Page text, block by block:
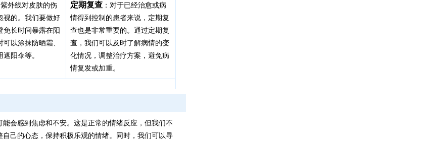
外线对皮肤的伤
视的。我们要做好
免长时间暴露在阳
以涂抹防晒霜、
阳伞等。
定期复查 ：对于已经治愈或病
情得到控制的患者来说，定期复
查也是非常重要的。通过定期复
查，我们可以及时了解病情的变
化情况，调整治疗方案，避免病
情复发或加重。
会感到焦虑和不安。这是正常的情绪反应，但我们不
己的心态，保持积极乐观的情绪。同时，我们可以寻